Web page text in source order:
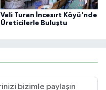
Vali Turan İncesırt Köyü'nde
Üreticilerle Buluştu